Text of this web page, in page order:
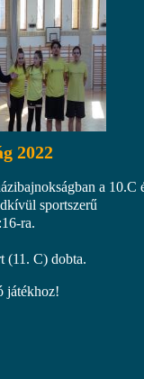
2022
a 10.C
sportszerű
ra.
(11. C) dobta.
játékhoz!